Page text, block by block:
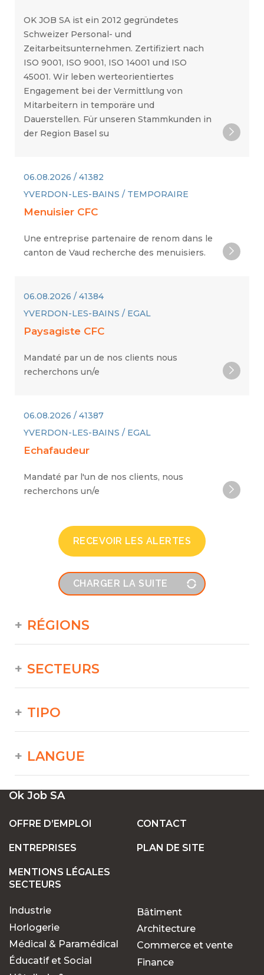
OK JOB SA ist ein 2012 gegründetes
Schweizer Personal- und
Zeitarbeitsunternehmen. Zertifiziert nach
ISO 9001, ISO 9001, ISO 14001 und ISO
45001. Wir leben werteorientiertes
Engagement bei der Vermittlung von
Mitarbeitern in temporäre und
Dauerstellen. Für unseren Stammkunden in
der Region Basel su
06.08.2026 / 41382
YVERDON-LES-BAINS / TEMPORAIRE
Menuisier CFC
Une entreprise partenaire de renom dans le
canton de Vaud recherche des menuisiers.
06.08.2026 / 41384
YVERDON-LES-BAINS / EGAL
Paysagiste CFC
Mandaté par un de nos clients nous
recherchons un/e
06.08.2026 / 41387
YVERDON-LES-BAINS / EGAL
Echafaudeur
Mandaté par l'un de nos clients, nous
recherchons un/e
RECEVOIR LES ALERTES
CHARGER LA SUITE
RÉGIONS
SECTEURS
TIPO
LANGUE
Ok Job SA
OFFRE D’EMPLOI
ENTREPRISES
MENTIONS LÉGALES
CONTACT
PLAN DE SITE
SECTEURS
Industrie
Horlogerie
Médical & Paramédical
Éducatif et Social
Bâtiment
Architecture
Commerce et vente
Finance